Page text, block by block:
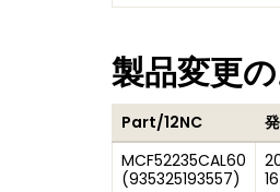
製品変更
Part/12NC
MCF52235CAL60
(935325193557)
16